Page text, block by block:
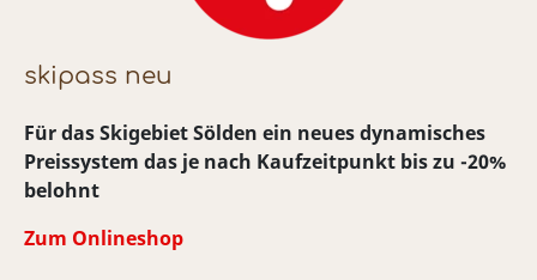
skipass neu
Für das Skigebiet Sölden ein neues dynamisches
Preissystem das je nach Kaufzeitpunkt bis zu -20%
belohnt
Zum Onlineshop